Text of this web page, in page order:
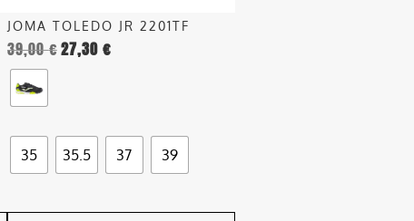
JOMA TOLEDO JR 2201TF
39,00€27,30 €
35 35.5 37 39
pagina
del